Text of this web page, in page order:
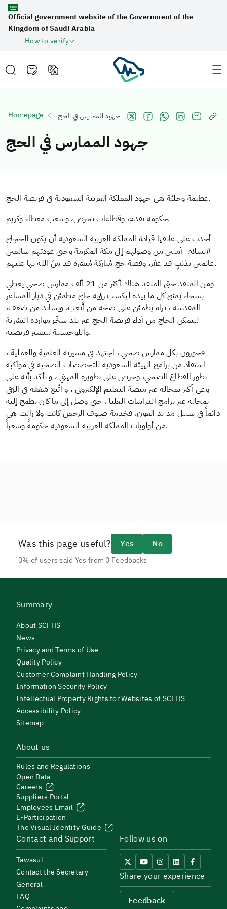
Official government website of the Government of the
Kingdom of Saudi Arabia
How to verify
Homepage جهود الممارس في الحج
جهود الممارس في الحج
عظيمة وجليّة هي جهود المملكة العربية السعودية في فريضة الحج.
حكومة تقدم، وقطاعات تحرص، وشعب معطاء وكريم.
أخذت على عاتقها قيادة المملكة العربية السعودية أن يكون الحجاج
#بسلام_آمنين من وصولهم إلى مكة المكرمة وحتى عودتهم سالمين
غانمين بذنبٍ قد غفر، وقصة حج مُباركة مُيسّرة قد منّ الله بها عليهم.
ومن المنفذ حتى المنفذ هناك أكثر من 21 ألف ممارس صحي يعطي
بسخاء يمنح كل ما بيده ليكسب رؤية حاج مطمئن في ديار المشاعر
المقدسة ، تراه يطمئن على صحة من أُتعب، ويساند من ضعف،
ليتمكن الحاج من أداء فريضة الحج عبر بلد سخّر موارده البشرية
واللوجستية لتيسير فريضته.
فخورون بكل ممارس صحي ، اجتهد في مسيرته العلمية والعملية ،
استفاد من برامج الهيئة السعودية للتخصصات الصحية في مواكبة
تطور القطاع الصحي، وحرص على تطويره المهني ، و تأكد بأنه على
وعي أكبر بمجاله عبر منصة التعليم الإلكتروني ، و اتّبع شغفه في الرُقي
بمجاله عبر برامج الدراسات العليا ، حتى وصل إلى ما كان يطمح إليه
دائماً في سبيل مد يد العون، فخدمة ضيوف الرحمن كانت ولا زالت هي
من أولويات المملكة العربية السعودية حكومةً وشعباً.
Was this page useful? Yes No
0% of users said Yes from 0 Feedbacks
Summary
About SCFHS
News
Privacy and Terms of Use
Quality Policy
Customer Complaint Handling Policy
Information Security Policy
Intellectual Property Rights for Websites of SCFHS
Accessibility Policy
Sitemap
About us
Rules and Regulations
Open Data
Careers
Suppliers Portal
Employees Email
E-Participation
The Visual Identity Guide
Contact and Support
Tawasul
Contact the Secretary
General
FAQ
Follow us on
Share your experience
Feedback